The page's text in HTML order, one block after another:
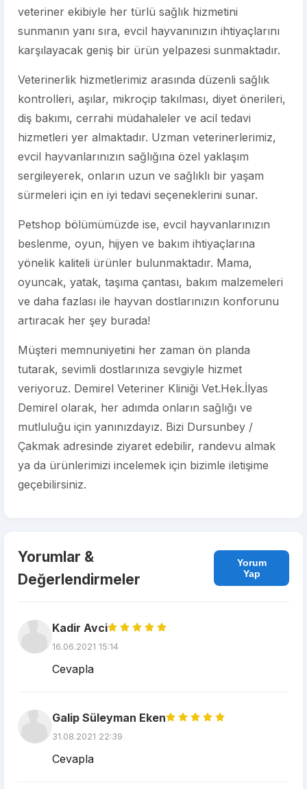
veteriner ekibiyle her türlü sağlık hizmetini
sunmanın yanı sıra, evcil hayvanınızın ihtiyaçlarını
karşılayacak geniş bir ürün yelpazesi sunmaktadır.
Veterinerlik hizmetlerimiz arasında düzenli sağlık
kontrolleri, aşılar, mikroçip takılması, diyet önerileri,
diş bakımı, cerrahi müdahaleler ve acil tedavi
hizmetleri yer almaktadır. Uzman veterinerlerimiz,
evcil hayvanlarınızın sağlığına özel yaklaşım
sergileyerek, onların uzun ve sağlıklı bir yaşam
sürmeleri için en iyi tedavi seçeneklerini sunar.
Petshop bölümümüzde ise, evcil hayvanlarınızın
beslenme, oyun, hijyen ve bakım ihtiyaçlarına
yönelik kaliteli ürünler bulunmaktadır. Mama,
oyuncak, yatak, taşıma çantası, bakım malzemeleri
ve daha fazlası ile hayvan dostlarınızın konforunu
artıracak her şey burada!
Müşteri memnuniyetini her zaman ön planda
tutarak, sevimli dostlarınıza sevgiyle hizmet
veriyoruz. Demirel Veteriner Kliniği Vet.Hek.İlyas
Demirel olarak, her adımda onların sağlığı ve
mutluluğu için yanınızdayız. Bizi Dursunbey /
Çakmak adresinde ziyaret edebilir, randevu almak
ya da ürünlerimizi incelemek için bizimle iletişime
geçebilirsiniz.
Yorumlar &
Değerlendirmeler
Yorum
Yap
Kadir Avci
16.06.2021 15:14
Cevapla
Galip Süleyman Eken
31.08.2021 22:39
Cevapla